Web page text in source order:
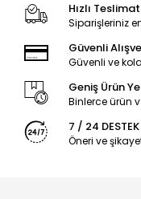
Hızlı Teslimat
Siparişleriniz
Güvenli
Güvenli ve
Geniş Ürün
Binlerce ürün
7 / 24 DESTEK
Öneri ve